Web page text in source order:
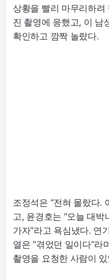
상황을 빨리 마무리하
진 촬영에 응했고, 이 남
확인하고 깜짝 놀랐다.
조정석은 “전혀 몰랐다.
고, 윤경호는 “오늘 대박
가자”라고 욕심냈다. 연
열은 “겪었던 일이다”라
촬영을 요청한 사람이